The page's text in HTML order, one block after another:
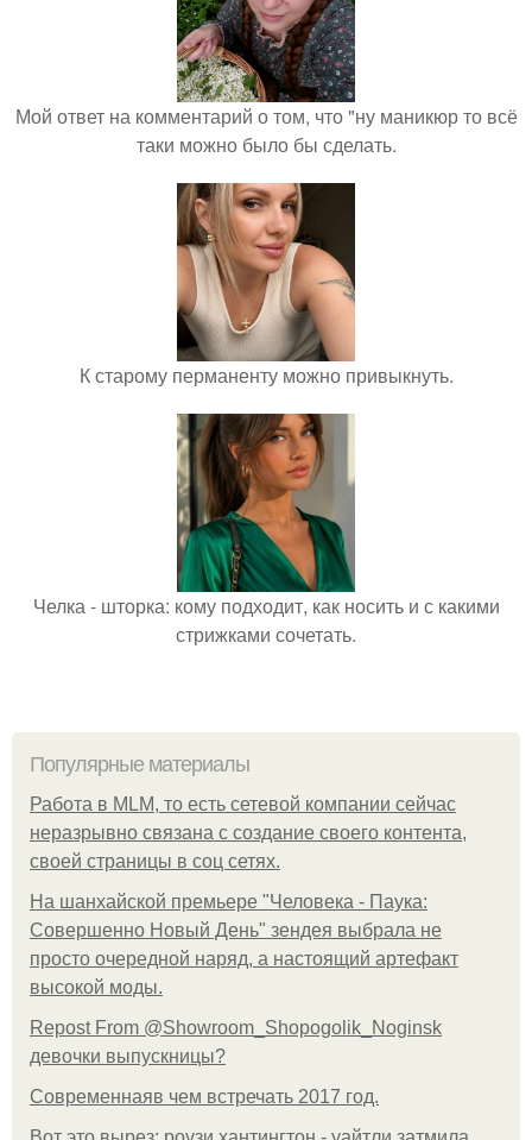
Мой ответ на комментарий о том, что "ну маникюр то всё
таки можно было бы сделать.
К старому перманенту можно привыкнуть.
Челка - шторка: кому подходит, как носить и с какими
стрижками сочетать.
Популярные материалы
Работа в MLM, то есть сетевой компании сейчас
неразрывно связана с создание своего контента,
своей страницы в соц сетях.
На шанхайской премьере "Человека - Паука:
Совершенно Новый День" зендея выбрала не
просто очередной наряд, а настоящий артефакт
высокой моды.
Repost From @Showroom_Shopogolik_Noginsk
девочки выпускницы?
Современнаяв чем встречать 2017 год.